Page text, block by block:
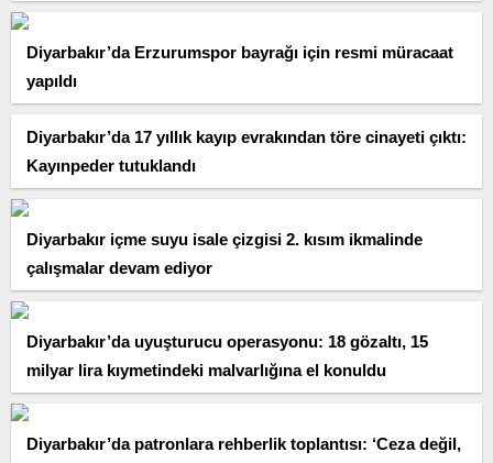
Diyarbakır’da Erzurumspor bayrağı için resmi müracaat
yapıldı
Diyarbakır’da 17 yıllık kayıp evrakından töre cinayeti çıktı:
Kayınpeder tutuklandı
Diyarbakır içme suyu isale çizgisi 2. kısım ikmalinde
çalışmalar devam ediyor
Diyarbakır’da uyuşturucu operasyonu: 18 gözaltı, 15
milyar lira kıymetindeki malvarlığına el konuldu
Diyarbakır’da patronlara rehberlik toplantısı: ‘Ceza değil,